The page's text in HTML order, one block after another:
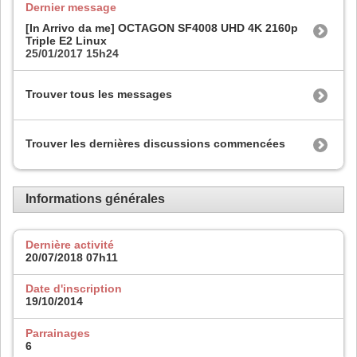
Dernier message
[In Arrivo da me] OCTAGON SF4008 UHD 4K 2160p
Triple E2 Linux
25/01/2017 15h24
Trouver tous les messages
Trouver les dernières discussions commencées
Informations générales
Dernière activité
20/07/2018 07h11
Date d'inscription
19/10/2014
Parrainages
6